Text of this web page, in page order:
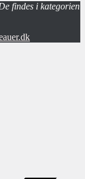
findes i kategorien